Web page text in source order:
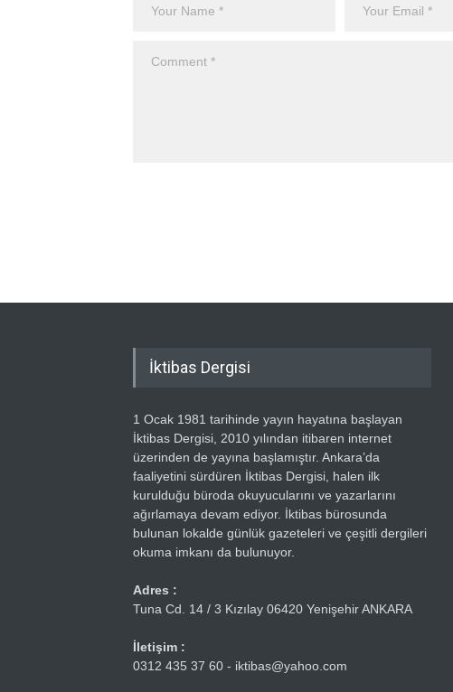
İktibas Dergisi
1 Ocak 1981 tarihinde yayın hayatına başlayan
İktibas Dergisi, 2010 yılından itibaren internet
üzerinden de yayına başlamıştır. Ankara’da
faaliyetini sürdüren İktibas Dergisi, halen ilk
kurulduğu büroda okuyucularını ve yazarlarını
ağırlamaya devam ediyor. İktibas bürosunda
bulunan lokalde günlük gazeteleri ve çeşitli dergileri
okuma imkanı da bulunuyor.
Adres :
Tuna Cd. 14 / 3 Kızılay 06420 Yenişehir ANKARA
İletişim :
0312 435 37 60 - iktibas@yahoo.com